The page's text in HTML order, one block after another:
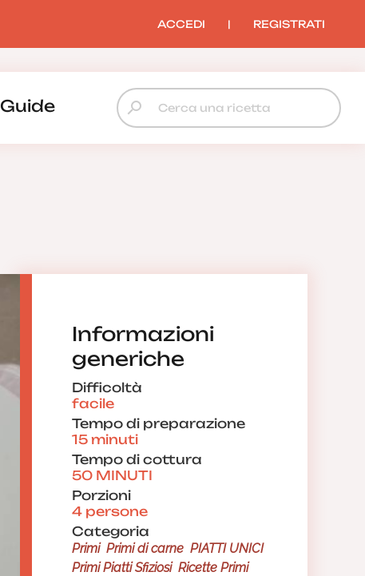
ACCEDI | REGISTRATI
Guide
Informazioni
generiche
Difficoltà
facile
Tempo di preparazione
15 minuti
Tempo di cottura
50 MINUTI
Porzioni
4 persone
Categoria
Primi Primi di carne PIATTI UNICI
Primi Piatti Sfiziosi Ricette Primi